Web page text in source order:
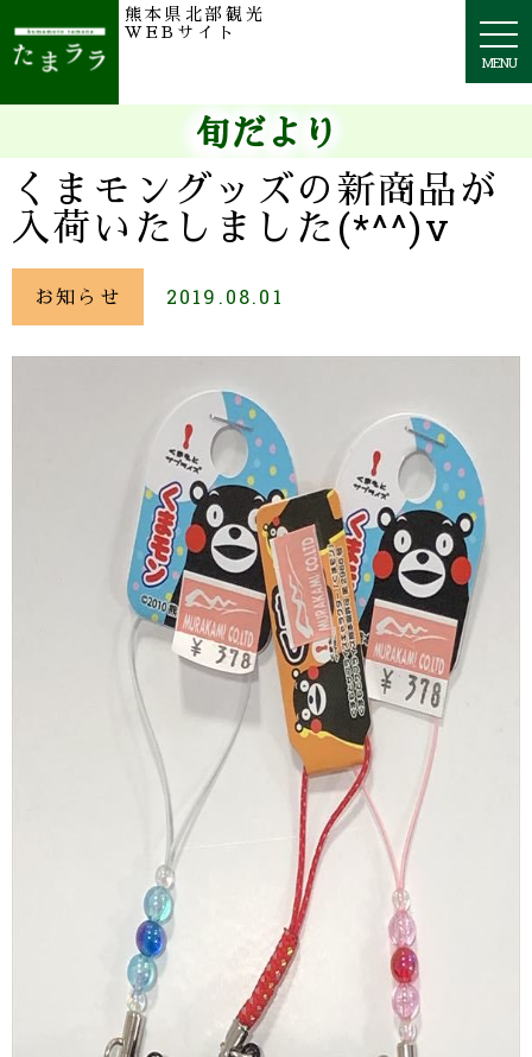
MENU
熊本県北部観光
WEBサイト
旬だより
くまモングッズの新商品が
入荷いたしました(*^^)v
お知らせ 2019.08.01